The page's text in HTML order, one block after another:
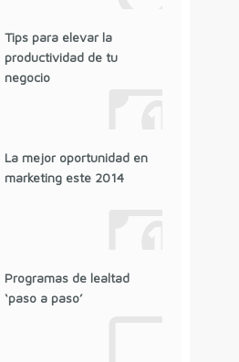
Tips para elevar la
productividad de tu
negocio
La mejor oportunidad en
marketing este 2014
Programas de lealtad
‘paso a paso’